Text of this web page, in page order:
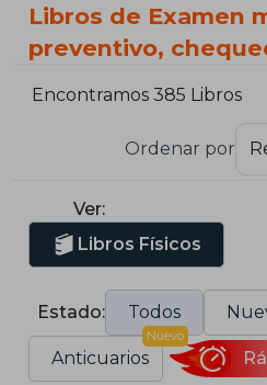
Libros de Examen
preventivo,
Encontramos 385 Libros
Ordenar por
Ver:
Libros Físicos
Estado: Todos
Anticuarios
Nuevo